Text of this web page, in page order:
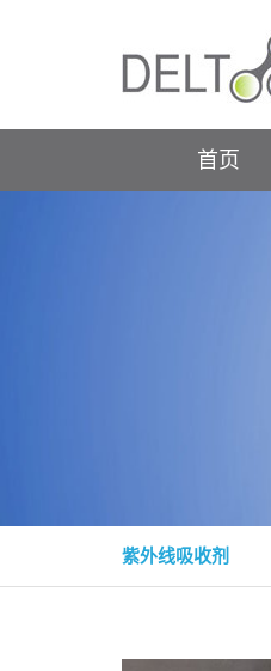
首页
紫外线吸收剂